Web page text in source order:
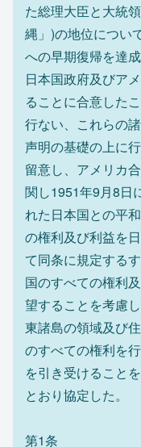
た総理大臣と大統
縄」)の地位につい
への早期復帰を達
日本国政府及びア
ることに合意した
行ない、これらの
声明の基礎の上に
留意し、アメリカ
関し1951年9月8日
れた日本国との平
の権利及び利益を
て同条に規定する
国のすべての権利
望することを考慮
東諸島の領域及び
のすべての権利を
を引き受けること
とおり協定した。
第1条